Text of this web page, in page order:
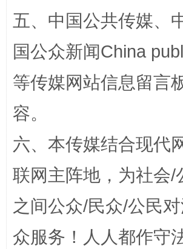
五、中国公共传媒、
国公众新闻China
等传媒网站信息留言
容。
六、本传媒结合现代
联网主阵地，为社会
之间公众/民众/公民
众服务！人人都作守